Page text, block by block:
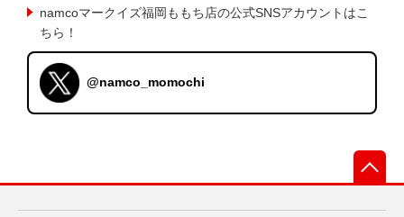
namcoマークイズ福岡ももち店の公式SNSアカウントはこ
ちら！
@namco_momochi